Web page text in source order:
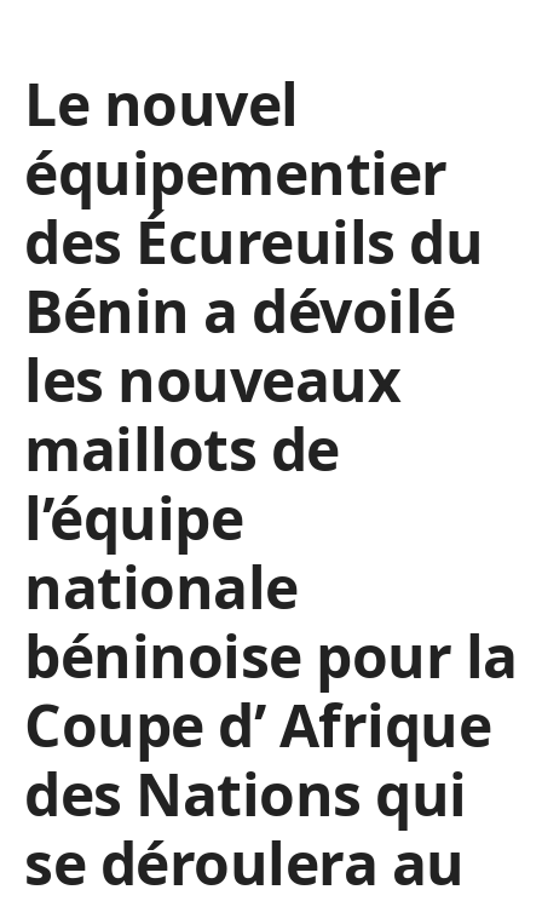
Le nouvel
équipementier
des Écureuils du
Bénin a dévoilé
les nouveaux
maillots de
l’équipe
nationale
béninoise pour la
Coupe d’ Afrique
des Nations qui
se déroulera au